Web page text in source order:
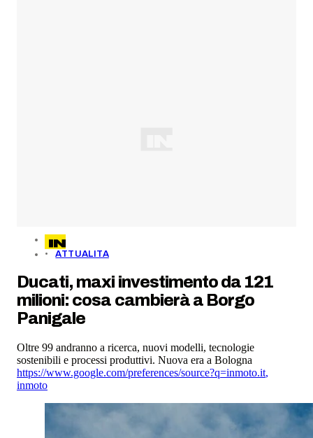
ATTUALITA
Ducati, maxi investimento da 121
milioni: cosa cambierà a Borgo
Panigale
Oltre 99 andranno a ricerca, nuovi modelli, tecnologie
sostenibili e processi produttivi. Nuova era a Bologna
https://www.google.com/preferences/source?q=inmoto.it,
inmoto